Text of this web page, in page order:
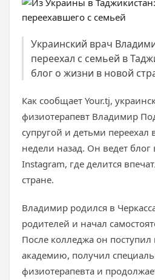
Украинский врач
переехал с семьей в
блог о жизни в новой
Как сообщает Your.tj,
физиотерапевт Владимир
супругой и детьми переехал
недели назад. Он ведет блог
Instagram, где делится
стране.
Владимир родился в
родителей и начал
После колледжа он
академию, получил
физиотерапевта и